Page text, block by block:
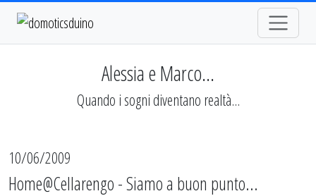
Alessia e Marco...
Quando i sogni diventano realtà...
10/06/2009
Home@Cellarengo - Siamo a buon punto...